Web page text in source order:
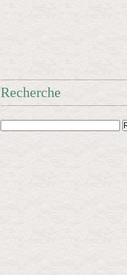
Recherche